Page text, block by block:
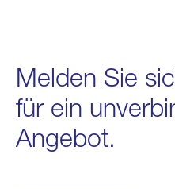
Melden Sie
für ein
Angebot.